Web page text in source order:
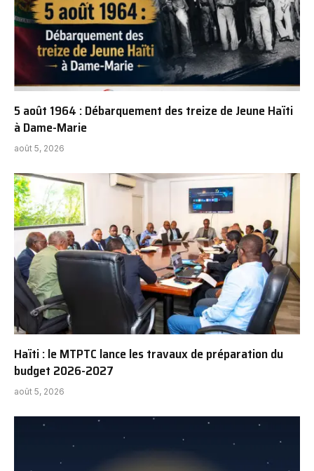
5 août 1964 : Débarquement des treize de Jeune Haïti
à Dame-Marie
août 5, 2026
Haïti : le MTPTC lance les travaux de préparation du
budget 2026-2027
août 5, 2026